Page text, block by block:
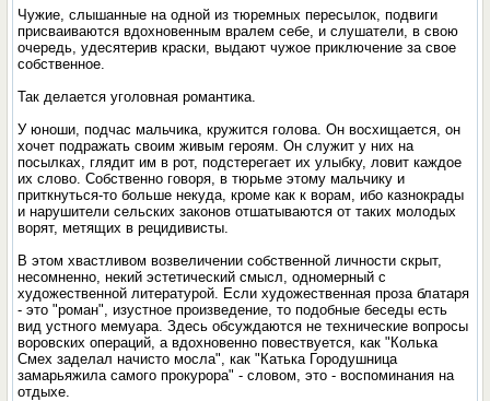
Чужие, слышанные на одной из тюремных пересылок, подвиги
присваиваются вдохновенным вралем себе, и слушатели, в свою
очередь, удесятерив краски, выдают чужое приключение за свое
собственное.
Так делается уголовная романтика.
У юноши, подчас мальчика, кружится голова. Он восхищается, он
хочет подражать своим живым героям. Он служит у них на
посылках, глядит им в рот, подстерегает их улыбку, ловит каждое
их слово. Собственно говоря, в тюрьме этому мальчику и
приткнуться-то больше некуда, кроме как к ворам, ибо казнокрады
и нарушители сельских законов отшатываются от таких молодых
ворят, метящих в рецидивисты.
В этом хвастливом возвеличении собственной личности скрыт,
несомненно, некий эстетический смысл, одномерный с
художественной литературой. Если художественная проза блатаря
- это "роман", изустное произведение, то подобные беседы есть
вид устного мемуара. Здесь обсуждаются не технические вопросы
воровских операций, а вдохновенно повествуется, как "Колька
Смех заделал начисто мосла", как "Катька Городушница
замарьяжила самого прокурора" - словом, это - воспоминания на
отдыхе.